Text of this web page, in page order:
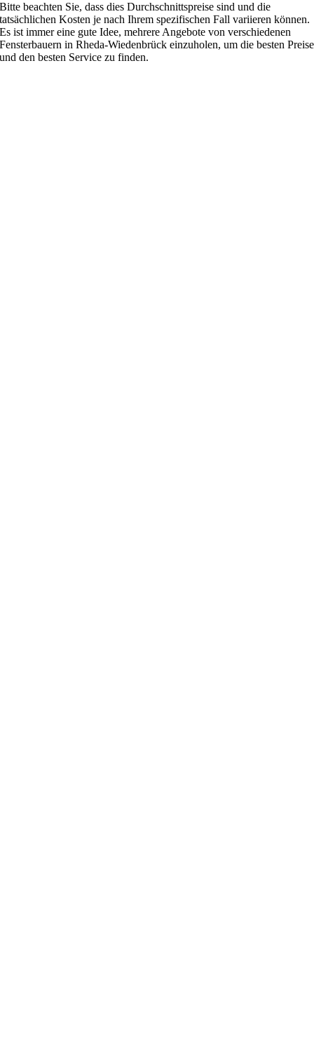
Bitte beachten Sie, dass dies Durchschnittspreise sind und die
tatsächlichen Kosten je nach Ihrem spezifischen Fall variieren können.
Es ist immer eine gute Idee, mehrere Angebote von verschiedenen
Fensterbauern in Rheda-Wiedenbrück einzuholen, um die besten Preise
und den besten Service zu finden.